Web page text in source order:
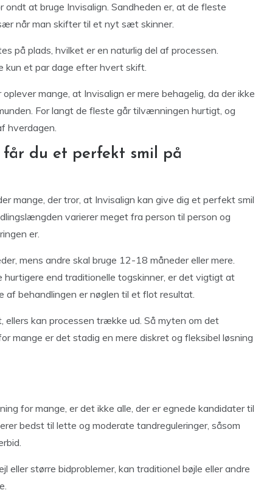
at bruge Invisalign. Sandheden er, at de fleste
når man skifter til et nyt sæt skinner.
på plads, hvilket er en naturlig del af processen.
kun et par dage efter hvert skift.
mange, at Invisalign er mere behagelig, da der ikke
For langt de fleste går tilvænningen hurtigt, og
hverdagen.
du et perfekt smil på
mange, der tror, at Invisalign kan give dig et perfekt smil
varierer meget fra person til person og
er.
mens andre skal bruge 12-18 måneder eller mere.
end traditionelle togskinner, er det vigtigt at
af behandlingen er nøglen til et flot resultat.
kan processen trække ud. Så myten om det
mange er det stadig en mere diskret og fleksibel løsning
for mange, er det ikke alle, der er egnede kandidater til
bedst til lette og moderate tandreguleringer, såsom
eller større bidproblemer, kan traditionel bøjle eller andre